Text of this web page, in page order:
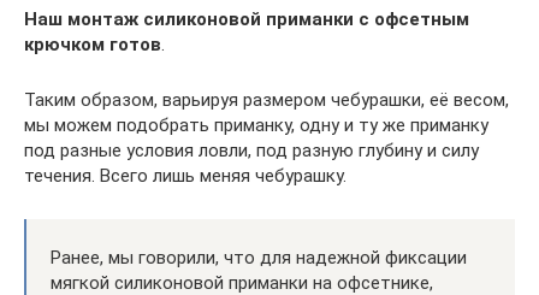
Наш монтаж силиконовой приманки с офсетным
крючком готов.
Таким образом, варьируя размером чебурашки, её весом,
мы можем подобрать приманку, одну и ту же приманку
под разные условия ловли, под разную глубину и силу
течения. Всего лишь меняя чебурашку.
Ранее, мы говорили, что для надежной фиксации
мягкой силиконовой приманки на офсетнике,